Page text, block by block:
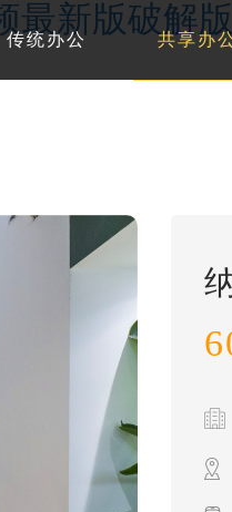
最新版破解
传统办公 共享办